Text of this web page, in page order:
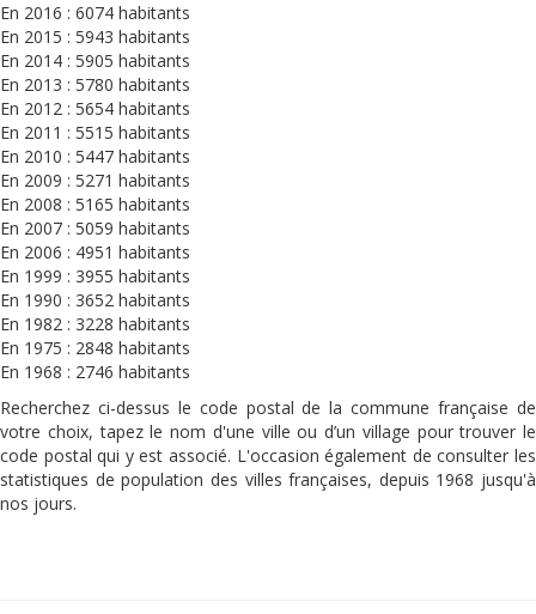
En 2016 : 6074 habitants
En 2015 : 5943 habitants
En 2014 : 5905 habitants
En 2013 : 5780 habitants
En 2012 : 5654 habitants
En 2011 : 5515 habitants
En 2010 : 5447 habitants
En 2009 : 5271 habitants
En 2008 : 5165 habitants
En 2007 : 5059 habitants
En 2006 : 4951 habitants
En 1999 : 3955 habitants
En 1990 : 3652 habitants
En 1982 : 3228 habitants
En 1975 : 2848 habitants
En 1968 : 2746 habitants
Recherchez ci-dessus le code postal de la commune française de
votre choix, tapez le nom d'une ville ou d’un village pour trouver le
code postal qui y est associé. L'occasion également de consulter les
statistiques de population des villes françaises, depuis 1968 jusqu'à
nos jours.